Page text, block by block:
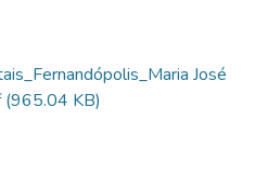
José
(965.04 KB)